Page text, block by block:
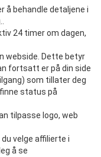
å behandle detaljene i
24 timer om dagen,
webside. Dette betyr
fortsatt er på din side
som tillater deg
status på
tilpasse logo, web
velge affilierte i
å se